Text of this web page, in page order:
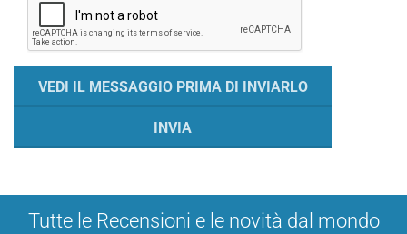
Tutte le Recensioni e le novità dal mondo